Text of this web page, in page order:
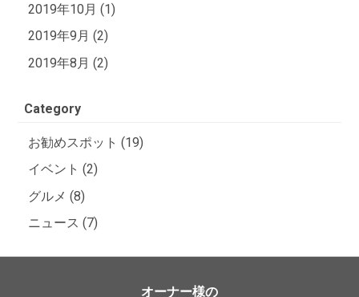
2019年10月 (1)
2019年9月 (2)
2019年8月 (2)
Category
お勧めスポット (19)
イベント (2)
グルメ (8)
ニュース (7)
オーナー様の